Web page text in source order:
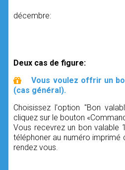
décembre:
Deux cas de figure:
Vous voulez offrir un
(cas général).
Choisissez l'option "Bon
cliquez sur le bouton
Vous recevrez un bon valable
téléphoner au numéro imprimé
rendez vous.